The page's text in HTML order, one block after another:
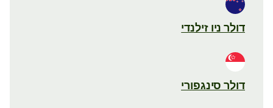
דולר ניו זילנדי
דולר סינגפורי